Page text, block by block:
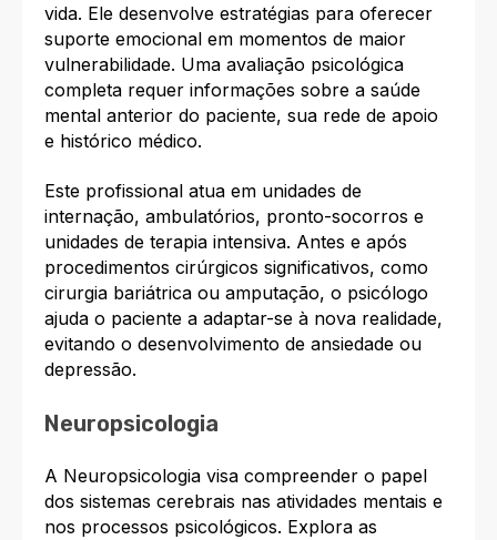
vida. Ele desenvolve estratégias para oferecer
suporte emocional em momentos de maior
vulnerabilidade. Uma avaliação psicológica
completa requer informações sobre a saúde
mental anterior do paciente, sua rede de apoio
e histórico médico.
Este profissional atua em unidades de
internação, ambulatórios, pronto-socorros e
unidades de terapia intensiva. Antes e após
procedimentos cirúrgicos significativos, como
cirurgia bariátrica ou amputação, o psicólogo
ajuda o paciente a adaptar-se à nova realidade,
evitando o desenvolvimento de ansiedade ou
depressão.
Neuropsicologia
A Neuropsicologia visa compreender o papel
dos sistemas cerebrais nas atividades mentais e
nos processos psicológicos. Explora as